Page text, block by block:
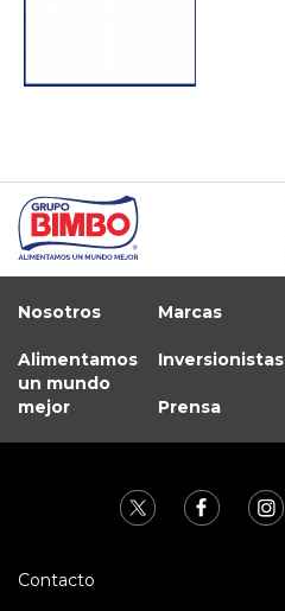
Nosotros
Alimentamos
un mundo
mejor
Marcas
Inversionistas
Prensa
Contacto